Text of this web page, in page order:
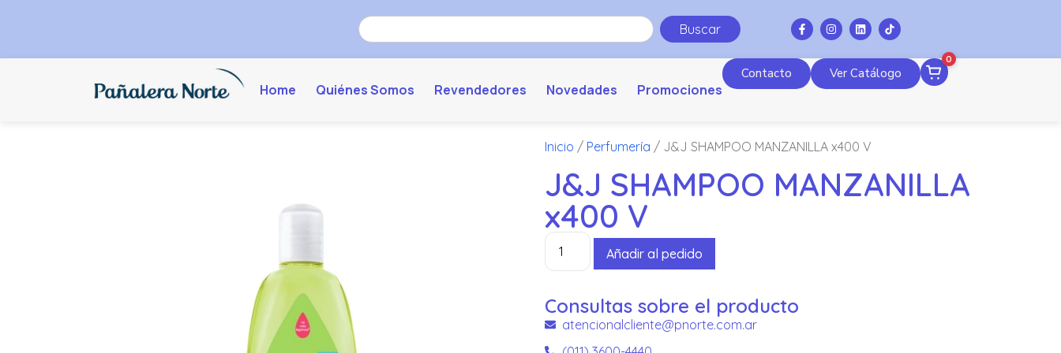
Buscar
Home Quiénes Somos Revendedores Novedades Promociones
Contacto Ver Catálogo
0
Inicio / Perfumería / J&J SHAMPOO MANZANILLA x400 V
J&J SHAMPOO MANZANILLA
x400 V
Añadir al pedido
Consultas sobre el producto
atencionalcliente@pnorte.com.ar